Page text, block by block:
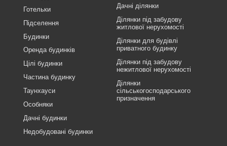
Готельки
Підселення
Будинки
Оренда будинків
Цілі будинки
Частина будинку
Таунхауси
Особняки
Дачні будинки
Недобудовані будинки
Дачні ділянки
Ділянки під забудову
житлової нерухомості
Ділянки для будівлі
приватного будинку
Ділянки під забудову
нежитлової нерухомості
Ділянки
сільськогосподарського
призначення